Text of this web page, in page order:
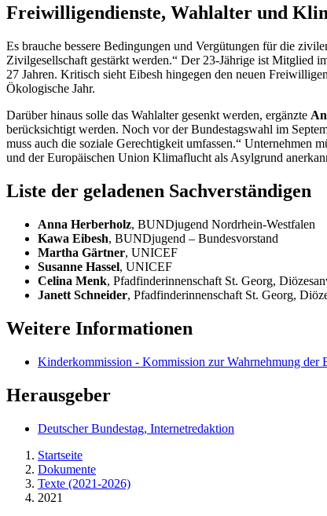
Freiwilligendienste, Wahlalter und
Es brauche bessere Bedingungen und Vergütungen für die
Zivilgesellschaft gestärkt werden.“ Der 23-Jährige ist Mitglied
27 Jahren. Kritisch sieht Eibesh hingegen den neuen
Ökologische Jahr.
Darüber hinaus solle das Wahlalter gesenkt werden, ergänzte
berücksichtigt werden. Noch vor der Bundestagswahl im
muss auch die soziale Gerechtigkeit umfassen.“ Unternehmen
und der Europäischen Union Klimaflucht als Asylgrund
Liste der geladenen Sachverständigen
Anna Herberholz, BUNDjugend Nordrhein-Westfalen
Kawa Eibesh, BUNDjugend – Bundesvorstand
Martha Gärtner, UNICEF
Susanne Hassel, UNICEF
Celina Menk, Pfadfinderinnenschaft St. Georg,
Janett Schneider, Pfadfinderinnenschaft St. Georg,
Weitere Informationen
Kinderkommission - Kommission zur Wahrnehmung der
Herausgeber
Deutscher Bundestag, Internetredaktion
Startseite
Dokumente
Texte (2021-2026)
2021